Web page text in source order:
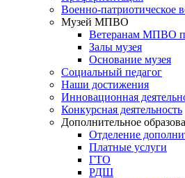
Военно-патриотическое
Музей МПВО
Ветеранам МПВО
Залы музея
Основание музея
Социальный педагог
Наши достижения
Инновационная
Конкурсная деятельность
Дополнительное
Отделение
Платные услуги
ГТО
РДШ